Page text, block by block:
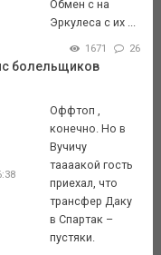
Обмен с на
Эркулеса с их ...
1671 26
болельщиков
Оффтоп ,
конечно. Но в
Вучичу
таааакой гость
приехал, что
трансфер Даку
в Спартак –
пустяки.